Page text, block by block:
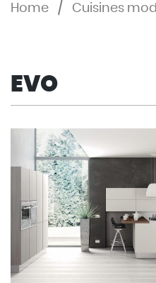
Home / Cuisines
EVO